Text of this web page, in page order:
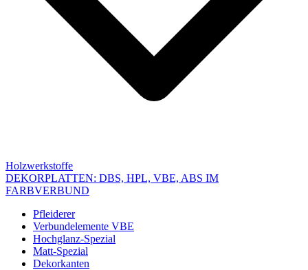
Holzwerkstoffe
DEKORPLATTEN: DBS, HPL, VBE, ABS IM
FARBVERBUND
Pfleiderer
Verbundelemente VBE
Hochglanz-Spezial
Matt-Spezial
Dekorkanten